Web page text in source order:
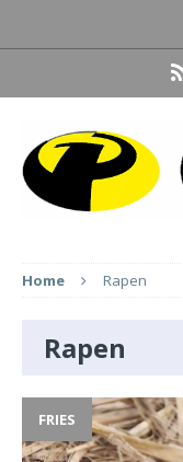
Home Rapen
Rapen
FRIES